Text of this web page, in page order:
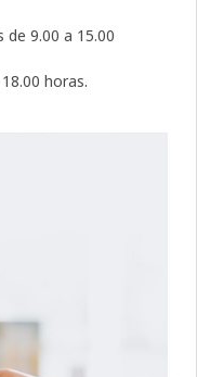
9.00 a 15.00
horas.